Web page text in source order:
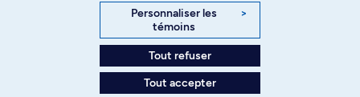
YouTube
Personnaliser les
témoins
>
Tout refuser
Tout accepter